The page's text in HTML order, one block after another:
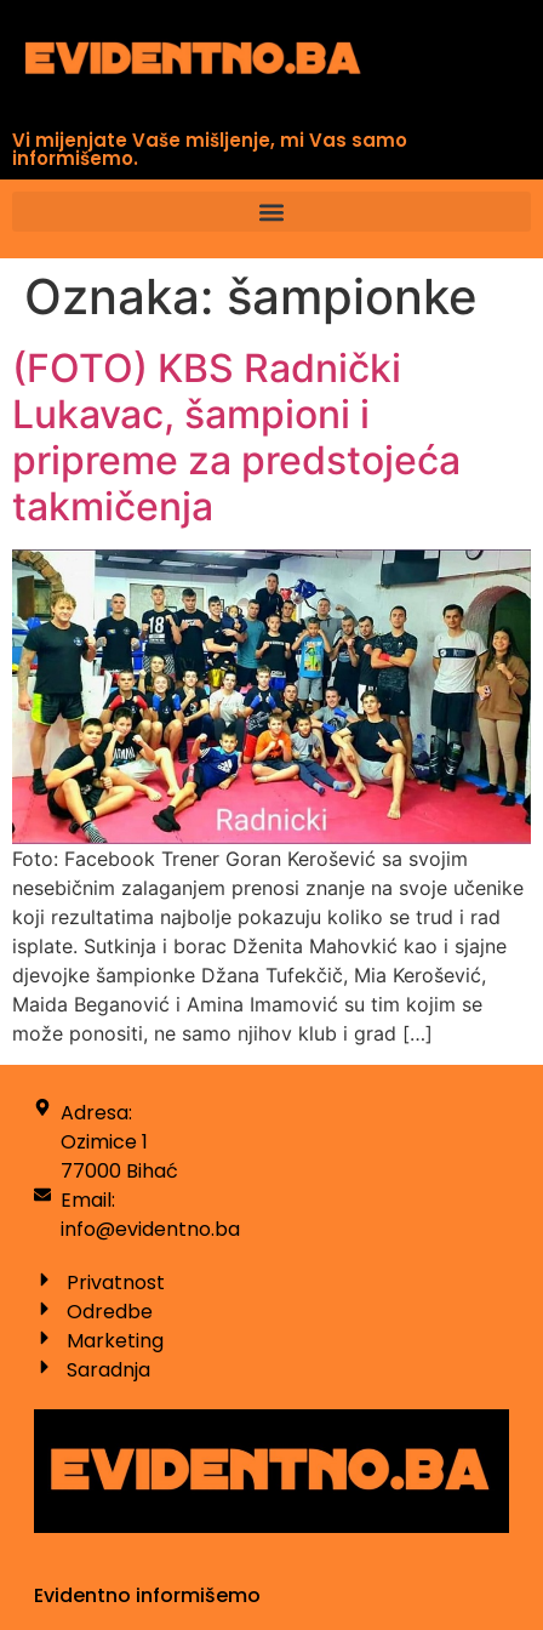
Vi mijenjate Vaše mišljenje, mi Vas samo
informišemo.
Oznaka: šampionke
(FOTO) KBS Radnički
Lukavac, šampioni i
pripreme za predstojeća
takmičenja
Foto: Facebook Trener Goran Kerošević sa svojim
nesebičnim zalaganjem prenosi znanje na svoje učenike
koji rezultatima najbolje pokazuju koliko se trud i rad
isplate. Sutkinja i borac Dženita Mahovkić kao i sjajne
djevojke šampionke Džana Tufekčič, Mia Kerošević,
Maida Beganović i Amina Imamović su tim kojim se
može ponositi, ne samo njihov klub i grad […]
Adresa:
Ozimice 1
77000 Bihać
Email:
info@evidentno.ba
Privatnost
Odredbe
Marketing
Saradnja
Evidentno informišemo